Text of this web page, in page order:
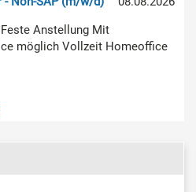
Anstellung Mit
möglich Vollzeit Homeoffice